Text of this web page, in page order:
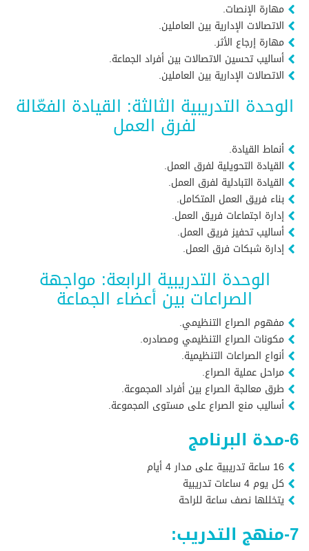
مهارة الإنصات.
الاتصالات الإدارية بين العاملين.
مهارة إرجاع الأثر.
أساليب تحسين الاتصالات بين أفراد الجماعة.
الاتصالات الإدارية بين العاملين.
الوحدة التدريبية الثالثة: القيادة الفعّالة
لفرق العمل
أنماط القيادة.
القيادة التحويلية لفرق العمل.
القيادة التبادلية لفرق العمل.
بناء فريق العمل المتكامل.
إدارة اجتماعات فريق العمل.
أساليب تحفيز فريق العمل.
إدارة شبكات فرق العمل.
الوحدة التدريبية الرابعة: مواجهة
الصراعات بين أعضاء الجماعة
مفهوم الصراع التنظيمي.
مكونات الصراع التنظيمي ومصادره.
أنواع الصراعات التنظيمية.
مراحل عملية الصراع.
طرق معالجة الصراع بين أفراد المجموعة.
أساليب منع الصراع على مستوى المجموعة.
6-مدة البرنامج
16 ساعة تدريبية على مدار 4 أيام
كل يوم 4 ساعات تدريبية
يتخللها نصف ساعة للراحة
7-منهج التدريب: